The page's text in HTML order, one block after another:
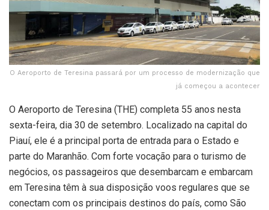
O Aeroporto de Teresina passará por um processo de modernização que
já começou a acontecer
O Aeroporto de Teresina (THE) completa 55 anos nesta
sexta-feira, dia 30 de setembro. Localizado na capital do
Piauí, ele é a principal porta de entrada para o Estado e
parte do Maranhão. Com forte vocação para o turismo de
negócios, os passageiros que desembarcam e embarcam
em Teresina têm à sua disposição voos regulares que se
conectam com os principais destinos do país, como São